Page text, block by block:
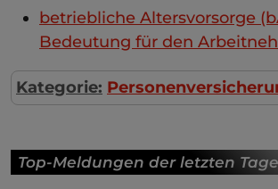
betriebliche Altersvorsorge
Bedeutung für den
Kategorie:
Top-Meldungen der letzten Tage